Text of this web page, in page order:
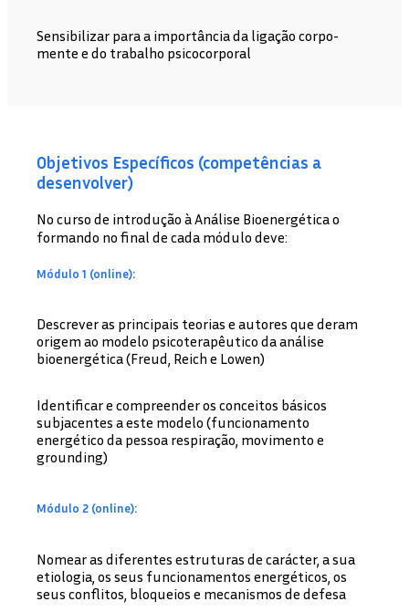
​Sensibilizar para a importância da ligação corpo-
mente e do trabalho psicocorporal
Objetivos Específicos (competências a
desenvolver)
No curso de introdução à Análise Bioenergética o
formando no final de cada módulo deve:
Módulo 1 (online):
Descrever as principais teorias e autores que deram
origem ao modelo psicoterapêutico da análise
bioenergética (Freud, Reich e Lowen)
Identificar e compreender os conceitos básicos
subjacentes a este modelo (funcionamento
energético da pessoa respiração, movimento e
grounding)
Módulo 2 (online):
Nomear as diferentes estruturas de carácter, a sua
etiologia, os seus funcionamentos energéticos, os
seus conflitos, bloqueios e mecanismos de defesa